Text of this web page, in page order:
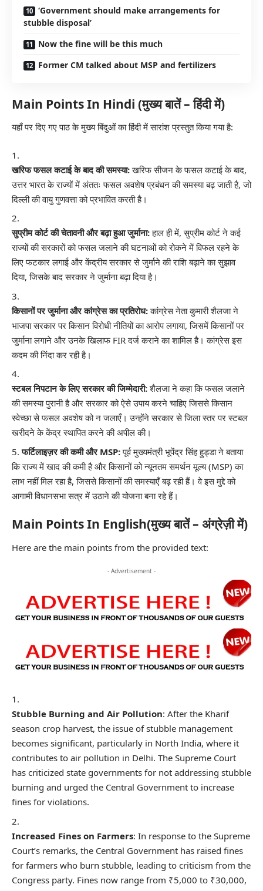
‘Government should make arrangements for
stubble disposal’
Now the fine will be this much
Former CM talked about MSP and fertilizers
Main Points In Hindi (मुख्य बातें – हिंदी में)
यहाँ पर दिए गए पाठ के मुख्य बिंदुओं का हिंदी में सारांश प्रस्तुत किया गया है:
खरिफ फसल कटाई के बाद की समस्या:खरिफ सीजन के फसल कटाई के बाद,
उत्तर भारत के राज्यों में अंततः फसल अवशेष प्रबंधन की समस्या बढ़ जाती है, जो
दिल्ली की वायु गुणवत्ता को प्रभावित करती है।
सुप्रीम कोर्ट की चेतावनी और बढ़ा हुआ जुर्माना:हाल ही में, सुप्रीम कोर्ट ने कई
राज्यों की सरकारों को फसल जलाने की घटनाओं को रोकने में विफल रहने के
लिए फटकार लगाई और केंद्रीय सरकार से जुर्माने की राशि बढ़ाने का सुझाव
दिया, जिसके बाद सरकार ने जुर्माना बढ़ा दिया है।
किसानों पर जुर्माना और कांग्रेस का प्रतिरोध:कांग्रेस नेता कुमारी शैलजा ने
भाजपा सरकार पर किसान विरोधी नीतियों का आरोप लगाया, जिसमें किसानों पर
जुर्माना लगाने और उनके खिलाफ FIR दर्ज कराने का शामिल है। कांग्रेस इस
कदम की निंदा कर रही है।
स्टबल निपटान के लिए सरकार की जिम्मेदारी:शैलजा ने कहा कि फसल जलाने
की समस्या पुरानी है और सरकार को ऐसे उपाय करने चाहिए जिससे किसान
स्वेच्छा से फसल अवशेष को न जलाएँ। उन्होंने सरकार से जिला स्तर पर स्टबल
खरीदने के केंद्र स्थापित करने की अपील की।
फर्टिलाइज़र की कमी और MSP:पूर्व मुख्यमंत्री भूपेंद्र सिंह हुड्डा ने बताया
कि राज्य में खाद की कमी है और किसानों को न्यूनतम समर्थन मूल्य (MSP) का
लाभ नहीं मिल रहा है, जिससे किसानों की समस्याएँ बढ़ रही हैं। वे इस मुद्दे को
आगामी विधानसभा सत्र में उठाने की योजना बना रहे हैं।
Main Points In English(मुख्य बातें – अंग्रेज़ी में)
Here are the main points from the provided text:
- Advertisement -
Stubble Burning and Air Pollution: After the Kharif
season crop harvest, the issue of stubble management
becomes significant, particularly in North India, where it
contributes to air pollution in Delhi. The Supreme Court
has criticized state governments for not addressing stubble
burning and urged the Central Government to increase
fines for violations.
Increased Fines on Farmers: In response to the Supreme
Court’s remarks, the Central Government has raised fines
for farmers who burn stubble, leading to criticism from the
Congress party. Fines now range from ₹5,000 to ₹30,000,